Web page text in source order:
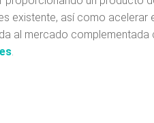
existente, así como acelerar
al mercado
.